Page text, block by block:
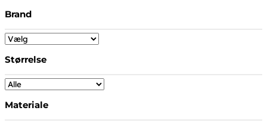
Brand
Størrelse
Materiale